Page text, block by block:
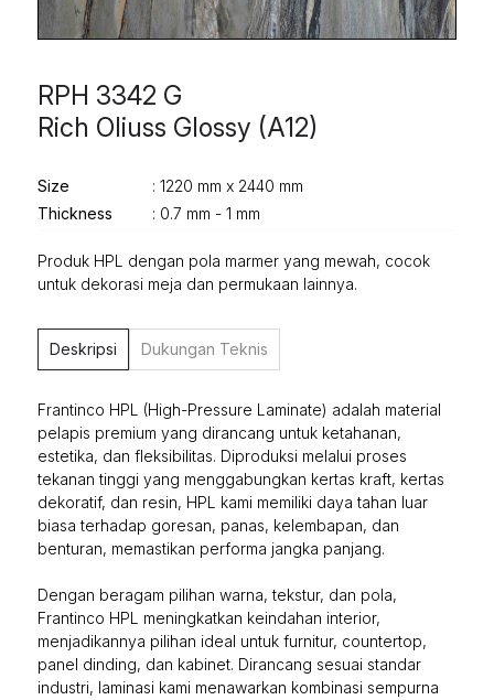
RPH 3342 G
Rich Oliuss Glossy (A12)
Size
: 1220 mm x 2440 mm
Thickness
: 0.7 mm - 1 mm
Produk HPL dengan pola marmer yang mewah, cocok
untuk dekorasi meja dan permukaan lainnya.
Deskripsi Dukungan Teknis
Frantinco HPL (High-Pressure Laminate) adalah material
pelapis premium yang dirancang untuk ketahanan,
estetika, dan fleksibilitas. Diproduksi melalui proses
tekanan tinggi yang menggabungkan kertas kraft, kertas
dekoratif, dan resin, HPL kami memiliki daya tahan luar
biasa terhadap goresan, panas, kelembapan, dan
benturan, memastikan performa jangka panjang.
Dengan beragam pilihan warna, tekstur, dan pola,
Frantinco HPL meningkatkan keindahan interior,
menjadikannya pilihan ideal untuk furnitur, countertop,
panel dinding, dan kabinet. Dirancang sesuai standar
industri, laminasi kami menawarkan kombinasi sempurna